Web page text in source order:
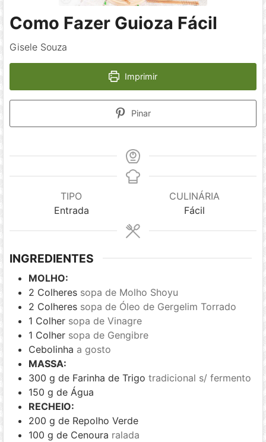
Como Fazer Guioza Fácil
Gisele Souza
Imprimir
Pinar
TIPO
Entrada
CULINÁRIA
Fácil
INGREDIENTES
MOLHO:
2 Colheres sopa de Molho Shoyu
2 Colheres sopa de Óleo de Gergelim Torrado
1 Colher sopa de Vinagre
1 Colher sopa de Gengibre
Cebolinha a gosto
MASSA:
300 g de Farinha de Trigo tradicional s/ fermento
150 g de Água
RECHEIO:
200 g de Repolho Verde
100 g de Cenoura ralada